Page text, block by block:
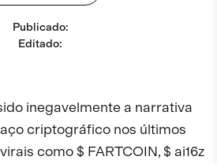
Publicado:
Editado:
inegavelmente a narrativa
criptográfico nos últimos
como $ FARTCOIN, $ ai16z